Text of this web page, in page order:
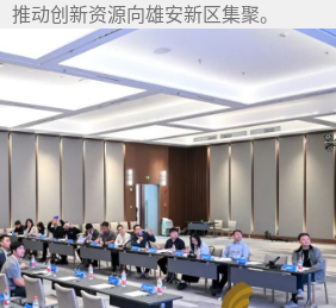
动创新资源向雄安新区集聚。